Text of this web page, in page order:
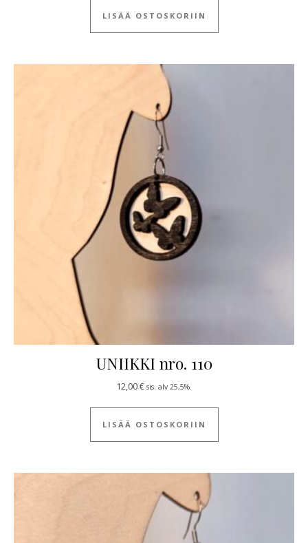
LISÄÄ OSTOSKORIIN
UNIIKKI nro. 110
12,00€ sis. alv 25,5%.
LISÄÄ OSTOSKORIIN